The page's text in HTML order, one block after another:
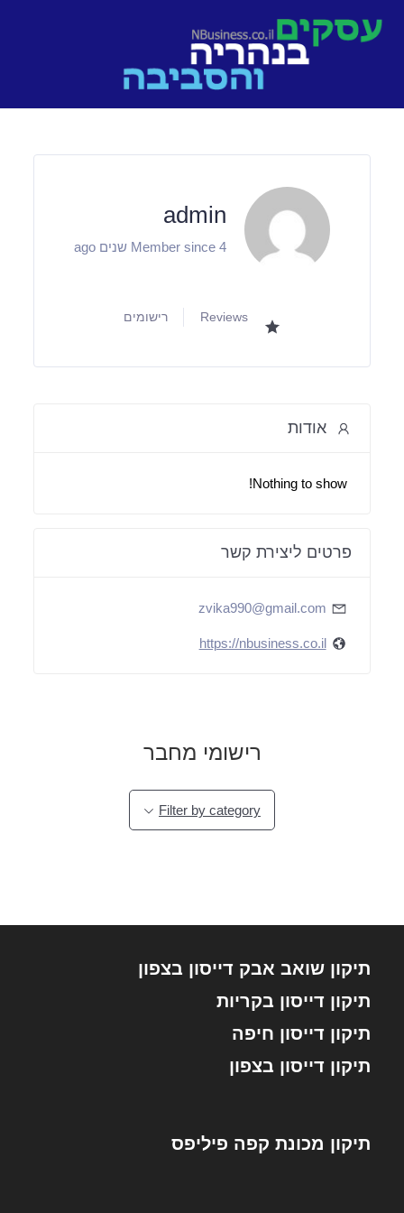
admin
Member since 4 שנים ago
Reviews רישומים
אודות
Nothing to show!
פרטים ליצירת קשר
zvika990@gmail.com
https://nbusiness.co.il
רישומי מחבר
Filter by category
תיקון שואב אבק דייסון בצפון
תיקון דייסון בקריות
תיקון דייסון חיפה
תיקון דייסון בצפון
תיקון מכונת קפה פיליפס